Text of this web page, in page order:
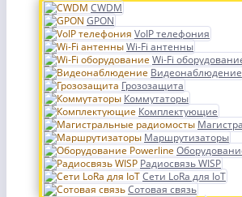
CWDM
GPON
VoIP телефония
Wi-Fi антенны
Wi-Fi
Видеонаблюдение
Грозозащита
Коммутаторы
Комплектующие
Маршрутизаторы
Радиосвязь WISP
Сети LoRa для IoT
Сотовая связь